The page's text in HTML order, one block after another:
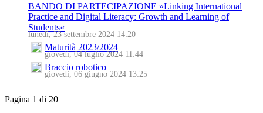
BANDO DI PARTECIPAZIONE »Linking International
Practice and Digital Literacy: Growth and Learning of
Students«
lunedì, 23 settembre 2024 14:20
Maturità 2023/2024
giovedì, 04 luglio 2024 11:44
Braccio robotico
giovedì, 06 giugno 2024 13:25
Pagina 1 di 20